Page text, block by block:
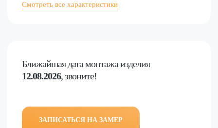
Ближайшая датамонтажа изделия
12.08.2026, звоните!
ЗАПИСАТЬСЯ НА ЗАМЕР
Смотреть все характеристики